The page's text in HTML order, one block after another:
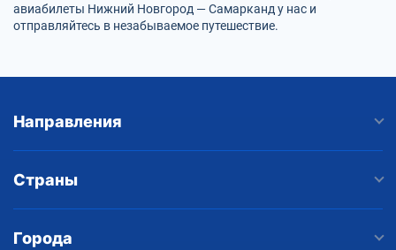
авиабилеты Нижний Новгород — Самарканд у нас и
отправляйтесь в незабываемое путешествие.
Направления
Страны
Города